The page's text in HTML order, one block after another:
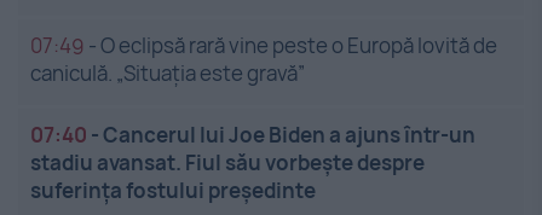
07:49 -O eclipsă rară vine peste o Europă lovită de
caniculă. „Situația este gravă”
07:40 -Cancerul lui Joe Biden a ajuns într-un
stadiu avansat. Fiul său vorbește despre
suferința fostului președinte